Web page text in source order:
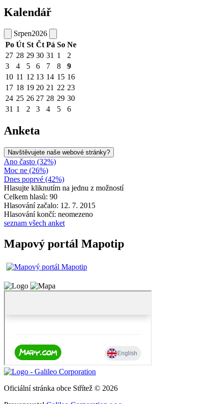
Kalendář
Srpen2026
Po Út St Čt Pá So Ne
27 28 29 30 31 1
2
3
4 5 6 7 8
9
10 11 12 13 14 15 16
17 18 19 20 21 22 23
24 25 26 27 28 29 30
31 1 2 3 4 5 6
Anketa
Navštěvujete naše webové stránky?
Ano často (32%)
Moc ne (26%)
Dnes poprvé (42%)
Hlasujte kliknutím na jednu z možností
Celkem hlasů: 90
Hlasování začalo: 12. 7. 2015
Hlasování končí: neomezeno
seznam všech anket
Mapový portál Mapotip
Oficiální stránka obce Střítež © 2026